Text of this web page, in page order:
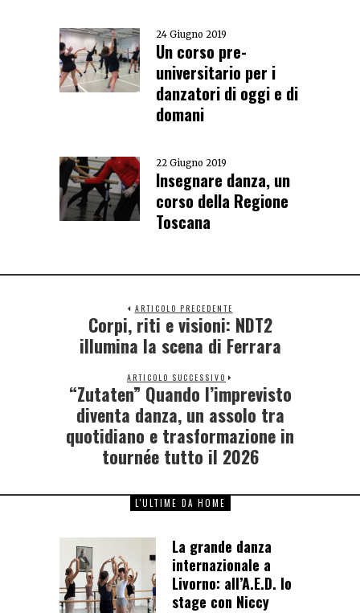
24 Giugno 2019
Un corso pre-
universitario per i
danzatori di oggi e di
domani
22 Giugno 2019
Insegnare danza, un
corso della Regione
Toscana
ARTICOLO PRECEDENTE
Corpi, riti e visioni: NDT2
illumina la scena di Ferrara
ARTICOLO SUCCESSIVO
“Zutaten” Quando l’imprevisto
diventa danza, un assolo tra
quotidiano e trasformazione in
tournée tutto il 2026
L'ULTIME DA HOME
La grande danza
internazionale a
Livorno: all’A.E.D. lo
stage con Niccy